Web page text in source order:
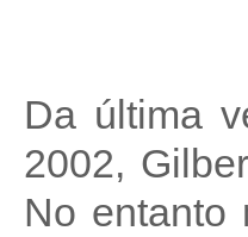
Da última
2002,
No entanto